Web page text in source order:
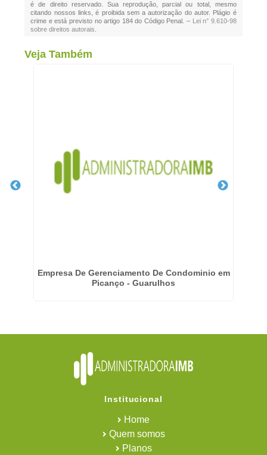
é de direito reservado. Sua reprodução, parcial ou total, mesmo
citando nossos links, é proibida sem a autorização do autor. Plágio é
crime e está previsto no artigo 184 do Código Penal. – Lei n° 9.610-98
sobre direitos autorais
Veja Também
Empresa De Gerenciamento De Condominio em
Picanço - Guarulhos
Institucional
Home
Quem somos
Planos